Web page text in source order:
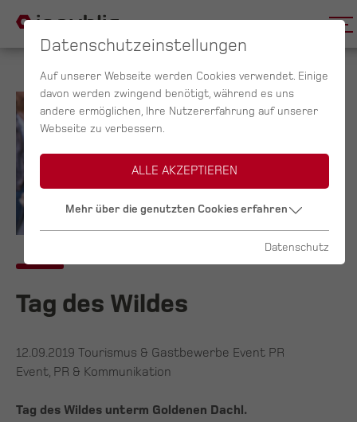
Tag des Wildes
12.09.2019 Tourismus & Gastbewerbe Event PR
Event, PR & Kommunikation
Tag des Wildes unterm Goldenen Dachl.
Datenschutzeinstellungen
Auf unserer Webseite werden Cookies verwendet. Einige
davon werden zwingend benötigt, während es uns
andere ermöglichen, Ihre Nutzererfahrung auf unserer
Webseite zu verbessern.
ALLE AKZEPTIEREN
Mehr über die genutzten Cookies erfahren
Datenschutz